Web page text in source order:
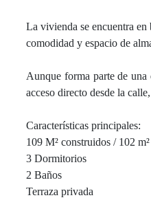
La vivienda se encuentra en
comodidad y espacio de
Aunque forma parte de
acceso directo desde la
Características principales:
109 M² construidos / 102
3 Dormitorios
2 Baños
Terraza privada